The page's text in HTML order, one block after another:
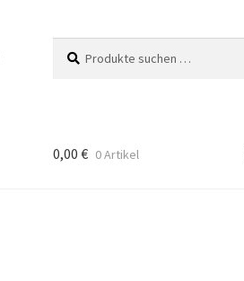
nach:
0,00 € 0 Artikel